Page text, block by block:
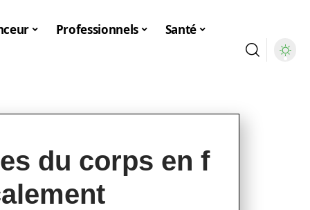
Professionnels Santé
du corps en f